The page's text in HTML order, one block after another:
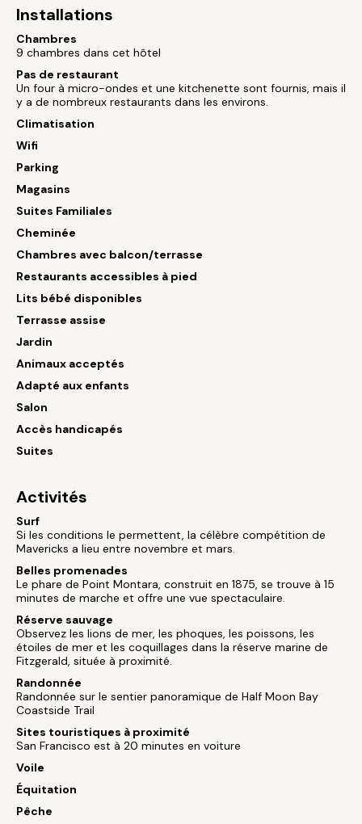
Installations
Chambres
9 chambres dans cet hôtel
Pas de restaurant
Un four à micro-ondes et une kitchenette sont fournis, mais il
y a de nombreux restaurants dans les environs.
Climatisation
Wifi
Parking
Magasins
Suites Familiales
Cheminée
Chambres avec balcon/terrasse
Restaurants accessibles à pied
Lits bébé disponibles
Terrasse assise
Jardin
Animaux acceptés
Adapté aux enfants
Salon
Accès handicapés
Suites
Activités
Surf
Si les conditions le permettent, la célèbre compétition de
Mavericks a lieu entre novembre et mars.
Belles promenades
Le phare de Point Montara, construit en 1875, se trouve à 15
minutes de marche et offre une vue spectaculaire.
Réserve sauvage
Observez les lions de mer, les phoques, les poissons, les
étoiles de mer et les coquillages dans la réserve marine de
Fitzgerald, située à proximité.
Randonnée
Randonnée sur le sentier panoramique de Half Moon Bay
Coastside Trail
Sites touristiques à proximité
San Francisco est à 20 minutes en voiture
Voile
Équitation
Pêche